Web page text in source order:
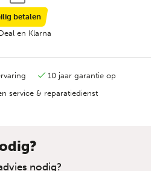
betalen
en Klarna
10 jaar garantie op
service & reparatiedienst
nodig?